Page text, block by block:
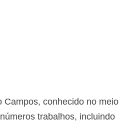
Campos, conhecido no meio
trabalhos, incluindo